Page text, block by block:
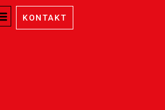
KONTAKT